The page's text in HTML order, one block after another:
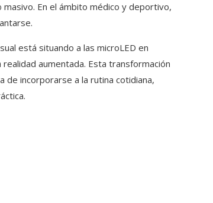
En el ámbito médico y deportivo,
está situando a las microLED en
aumentada. Esta transformación
de incorporarse a la rutina cotidiana,